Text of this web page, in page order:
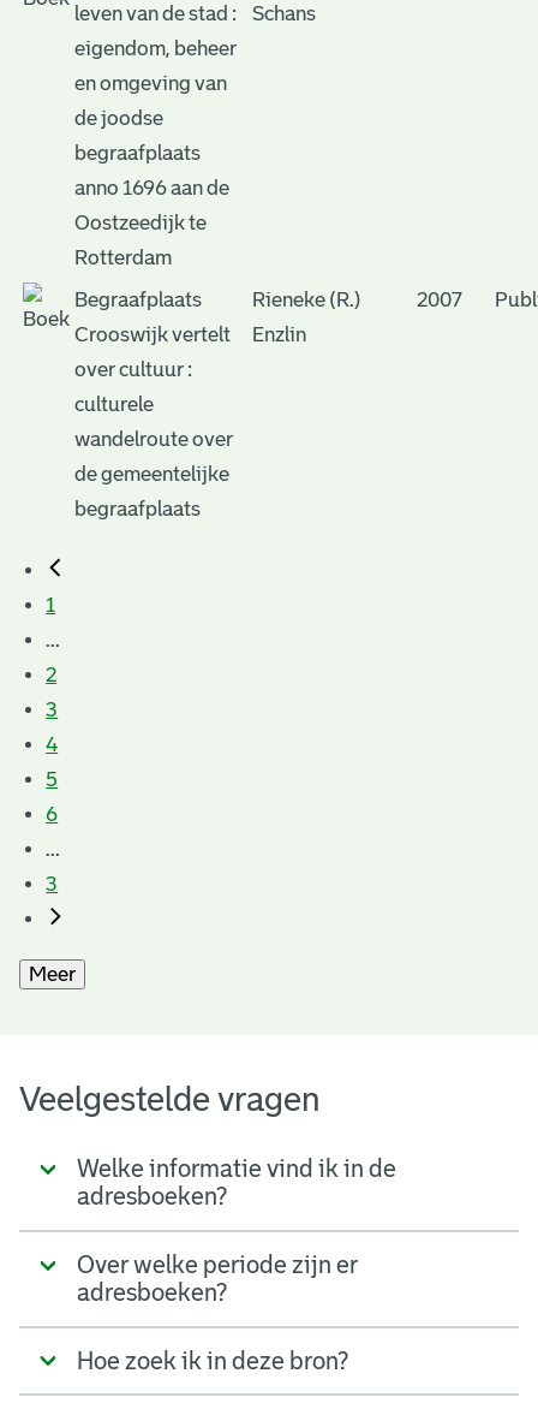
leven van de stad :
eigendom, beheer
en omgeving van
de joodse
begraafplaats
anno 1696 aan de
Oostzeedijk te
Rotterdam
Schans
Begraafplaats
Crooswijk vertelt
over cultuur :
culturele
wandelroute over
de gemeentelijke
begraafplaats
Rieneke (R.)
Enzlin
2007
1
...
2
3
4
5
6
...
3
Meer
Veelgestelde vragen
Welke informatie vind ik in de
adresboeken?
Over welke periode zijn er
adresboeken?
Hoe zoek ik in deze bron?